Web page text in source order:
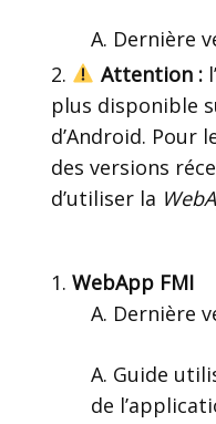
Dernière
Attention :
plus disponible
d’Android. Pour
des versions
d’utiliser la
WebApp FMI
Dernière
Guide
de